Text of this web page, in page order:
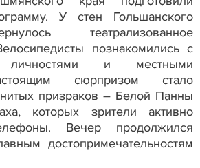
У стен Гольшанского
театрализованное
познакомились с
личностями и местными
сюрпризом стало
призраков – Белой Панны
которых зрители активно
Вечер продолжился
достопримечательностям